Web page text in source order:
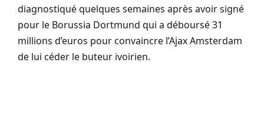
diagnostiqué quelques semaines après avoir signé
pour le Borussia Dortmund qui a déboursé 31
millions d’euros pour convaincre l’Ajax Amsterdam
de lui céder le buteur ivoirien.